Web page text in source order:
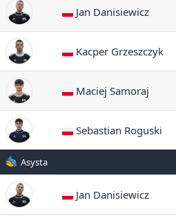
Jan Danisiewicz
Kacper Grzeszczyk
Maciej Samoraj
Sebastian Roguski
Asysta
Jan Danisiewicz